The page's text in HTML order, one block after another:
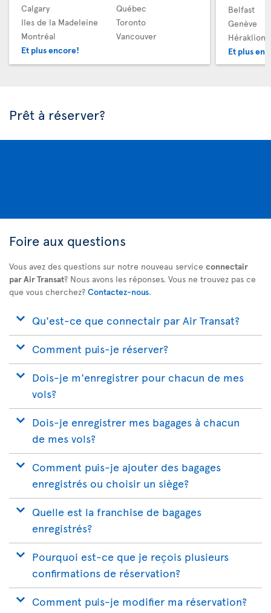
Calgary
Iles de la Madeleine
Montréal
Et plus encore!
Québec
Toronto
Vancouver
Belfast
Genève
Héraklion
Et plus
Prêt à réserver?
Foire aux questions
Vous avez des questions sur notre nouveau service connectair
par Air Transat? Nous avons les réponses. Vous ne trouvez pas ce
que vous cherchez? Contactez-nous.
Qu'est-ce que connectair par Air Transat?
Comment puis-je réserver?
Dois-je m'enregistrer pour chacun de mes
vols?
Dois-je enregistrer mes bagages à chacun
de mes vols?
Comment puis-je ajouter des bagages
enregistrés ou choisir un siège?
Quelle est la franchise de bagages
enregistrés?
Pourquoi est-ce que je reçois plusieurs
confirmations de réservation?
Comment puis-je modifier ma réservation?